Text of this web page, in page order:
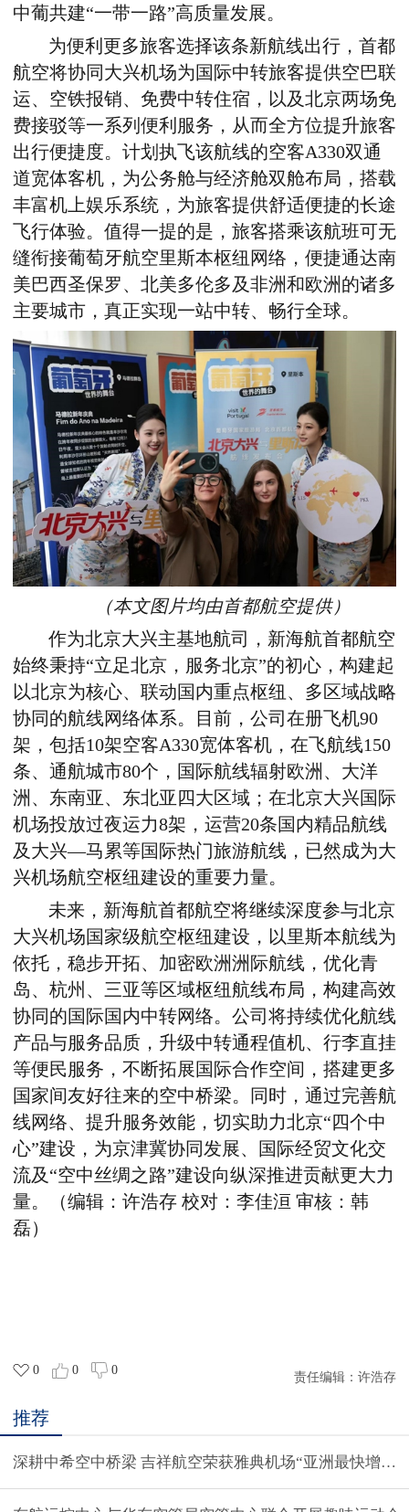
中葡共建“一带一路”高质量发展。
为便利更多旅客选择该条新航线出行，首都
航空将协同大兴机场为国际中转旅客提供空巴联
运、空铁报销、免费中转住宿，以及北京两场免
费接驳等一系列便利服务，从而全方位提升旅客
出行便捷度。 计划执飞该航线的空客A330双通
道宽体客机， 为公务舱与经济舱双舱布局，搭载
丰富机上娱乐系统，为旅客提供舒适便捷的长途
飞行体验。值得一提的是，旅客搭乘该航班可无
缝衔接葡萄牙航空里斯本枢纽网络，便捷通达南
美巴西圣保罗、北美多伦多及非洲和欧洲的诸多
主要城市，真正实现一站中转、畅行全球。
（本文图片均由首都航空提供）
作为北京大兴主基地航司，新海航首都航空
始终秉持“立足北京，服务北京”的初心，构建起
以北京为核心、联动国内重点枢纽、多区域战略
协同的航线网络体系。目前，公司在册飞机90
架， 包括10架空客A330宽体客机，在飞航线150
条、通航城市80个，国际航线辐射欧洲、 大洋
洲、东南亚、东北亚四大区域；在北京大兴国际
机场投放过夜运力8架，运营20条国内精品航线
及大兴—马累等国际热门旅游航线，已然成为大
兴机场航空枢纽建设的重要力量。
未来，新海航首都航空将继续深度参与北京
大兴机场国家级航空枢纽建设，以里斯本航线为
依托，稳步开拓、加密欧洲洲际航线，优化青
岛、杭州、三亚等区域枢纽航线布局，构建高效
协同的国际国内中转网络。公司将持续优化航线
产品与服务品质，升级中转通程值机、行李直挂
等便民服务，不断拓展国际合作空间，搭建更多
国家间友好往来的空中桥梁。同时，通过完善航
线网络、提升服务效能，切实助力北京“四个中
心”建设，为京津冀协同发展、国际经贸文化交
流及“空中丝绸之路”建设向纵深推进贡献更大力
量。（编辑：许浩存 校对：李佳洹 审核：韩
磊）
0 0 0
责任编辑： 许浩存
推荐
深耕中希空中桥梁 吉祥航空荣获雅典机场“亚洲最快增长